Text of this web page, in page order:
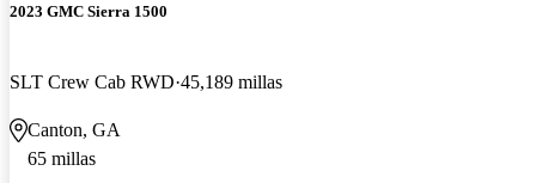
2023 GMC Sierra 1500
SLT Crew Cab RWD 45,189 millas
Canton, GA
65 millas